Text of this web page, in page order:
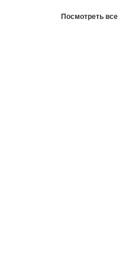
Посмотреть все